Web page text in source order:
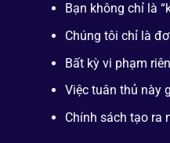
Bạn không chỉ là
Chúng tôi chỉ là
Bất kỳ vi phạm
Việc tuân thủ này
Chính sách tạo ra